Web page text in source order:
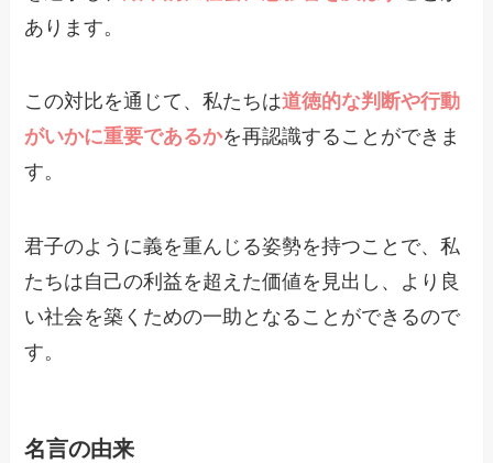
あります。
この対比を通じて、私たちは道徳的な判断や行動
がいかに重要であるかを再認識することができま
す。
君子のように義を重んじる姿勢を持つことで、私
たちは自己の利益を超えた価値を見出し、より良
い社会を築くための一助となることができるので
す。
名言の由来